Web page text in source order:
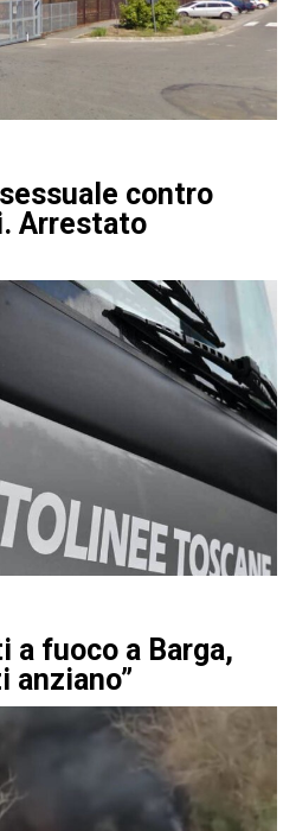
contro
Arrestato
a fuoco a Barga,
anziano”